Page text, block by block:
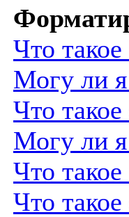
Что
Могу ли
Что
Могу ли
Что
Что